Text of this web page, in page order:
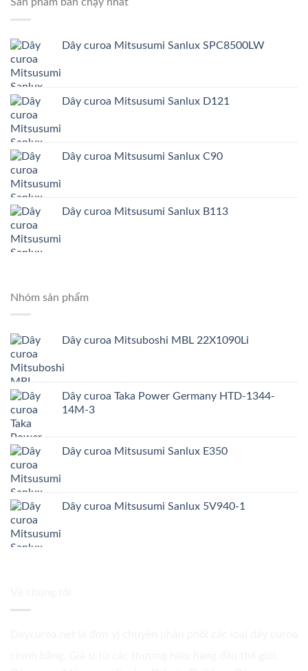
Sản phẩm bán chạy nhất
Dây curoa Mitsusumi Sanlux SPC8500LW
Dây curoa Mitsusumi Sanlux D121
Dây curoa Mitsusumi Sanlux C90
Dây curoa Mitsusumi Sanlux B113
Nhóm sản phẩm
Dây curoa Mitsuboshi MBL 22X1090Li
Dây curoa Taka Power Germany HTD-1344-
14M-3
Dây curoa Mitsusumi Sanlux E350
Dây curoa Mitsusumi Sanlux 5V940-1